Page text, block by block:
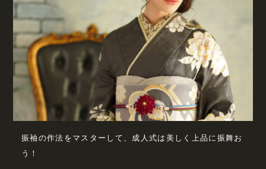
振袖の作法をマスターして、成人式は美しく上品に振舞お
う！